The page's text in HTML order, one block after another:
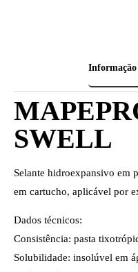
SWELL
Selante hidroexpansivo em
em cartucho, aplicável por
Dados técnicos:
Consistência: pasta
Solubilidade: insolúvel em